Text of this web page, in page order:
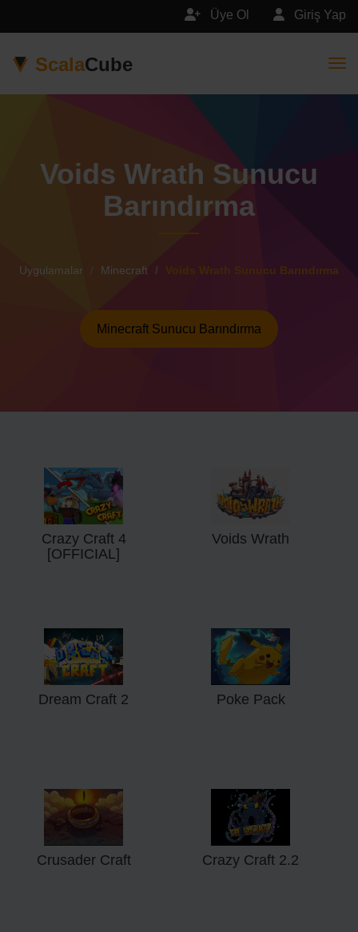
Giriş Yap
Üye Ol
ScalaCube
Voids Wrath Sunucu
Barındırma
Uygulamalar Minecraft Voids Wrath Sunucu Barındırma
Minecraft Sunucu Barındırma
Crazy Craft 4
[OFFICIAL]
Voids Wrath
Dream Craft 2 Poke Pack
Crusader Craft Crazy Craft 2.2